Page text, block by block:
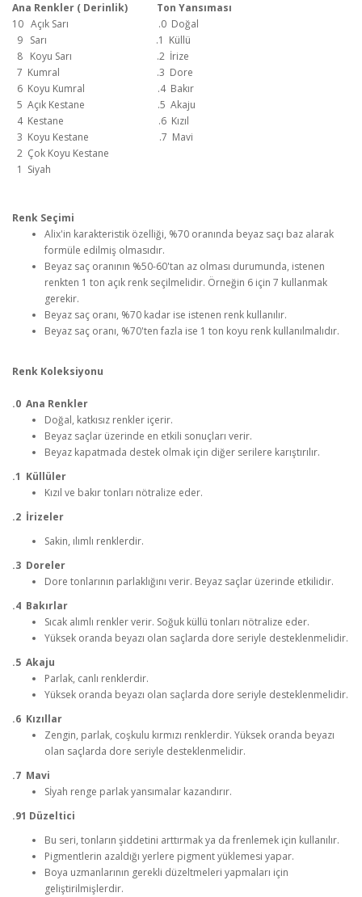
Ana Renkler ( Derinlik) Ton Yansıması
10 Açık Sarı .0 Doğal
9 Sarı .1 Küllü
8 Koyu Sarı .2 İrize
7 Kumral .3 Dore
6 Koyu Kumral .4 Bakır
5 Açık Kestane .5 Akaju
4 Kestane .6 Kızıl
3 Koyu Kestane .7 Mavi
2 Çok Koyu Kestane
1 Siyah
Renk Seçimi
Alix'in karakteristik özelliği, %70 oranında beyaz saçı baz alarak
formüle edilmiş olmasıdır.
Beyaz saç oranının %50-60'tan az olması durumunda, istenen
renkten 1 ton açık renk seçilmelidir. Örneğin 6 için 7 kullanmak
gerekir.
Beyaz saç oranı, %70 kadar ise istenen renk kullanılır.
Beyaz saç oranı, %70'ten fazla ise 1 ton koyu renk kullanılmalıdır.
Renk Koleksiyonu
.0 Ana Renkler
Doğal, katkısız renkler içerir.
Beyaz saçlar üzerinde en etkili sonuçları verir.
Beyaz kapatmada destek olmak için diğer serilere karıştırılır.
.1 Küllüler
Kızıl ve bakır tonları nötralize eder.
.2 İrizeler
Sakin, ılımlı renklerdir.
.3 Doreler
Dore tonlarının parlaklığını verir. Beyaz saçlar üzerinde etkilidir.
.4 Bakırlar
Sıcak alımlı renkler verir. Soğuk küllü tonları nötralize eder.
Yüksek oranda beyazı olan saçlarda dore seriyle desteklenmelidir.
.5 Akaju
Parlak, canlı renklerdir.
Yüksek oranda beyazı olan saçlarda dore seriyle desteklenmelidir.
.6 Kızıllar
Zengin, parlak, coşkulu kırmızı renklerdir. Yüksek oranda beyazı
olan saçlarda dore seriyle desteklenmelidir.
.7 Mavi
Sİyah renge parlak yansımalar kazandırır.
.91 Düzeltici
Bu seri, tonların şiddetini arttırmak ya da frenlemek için kullanılır.
Pigmentlerin azaldığı yerlere pigment yüklemesi yapar.
Boya uzmanlarının gerekli düzeltmeleri yapmaları için
geliştirilmişlerdir.